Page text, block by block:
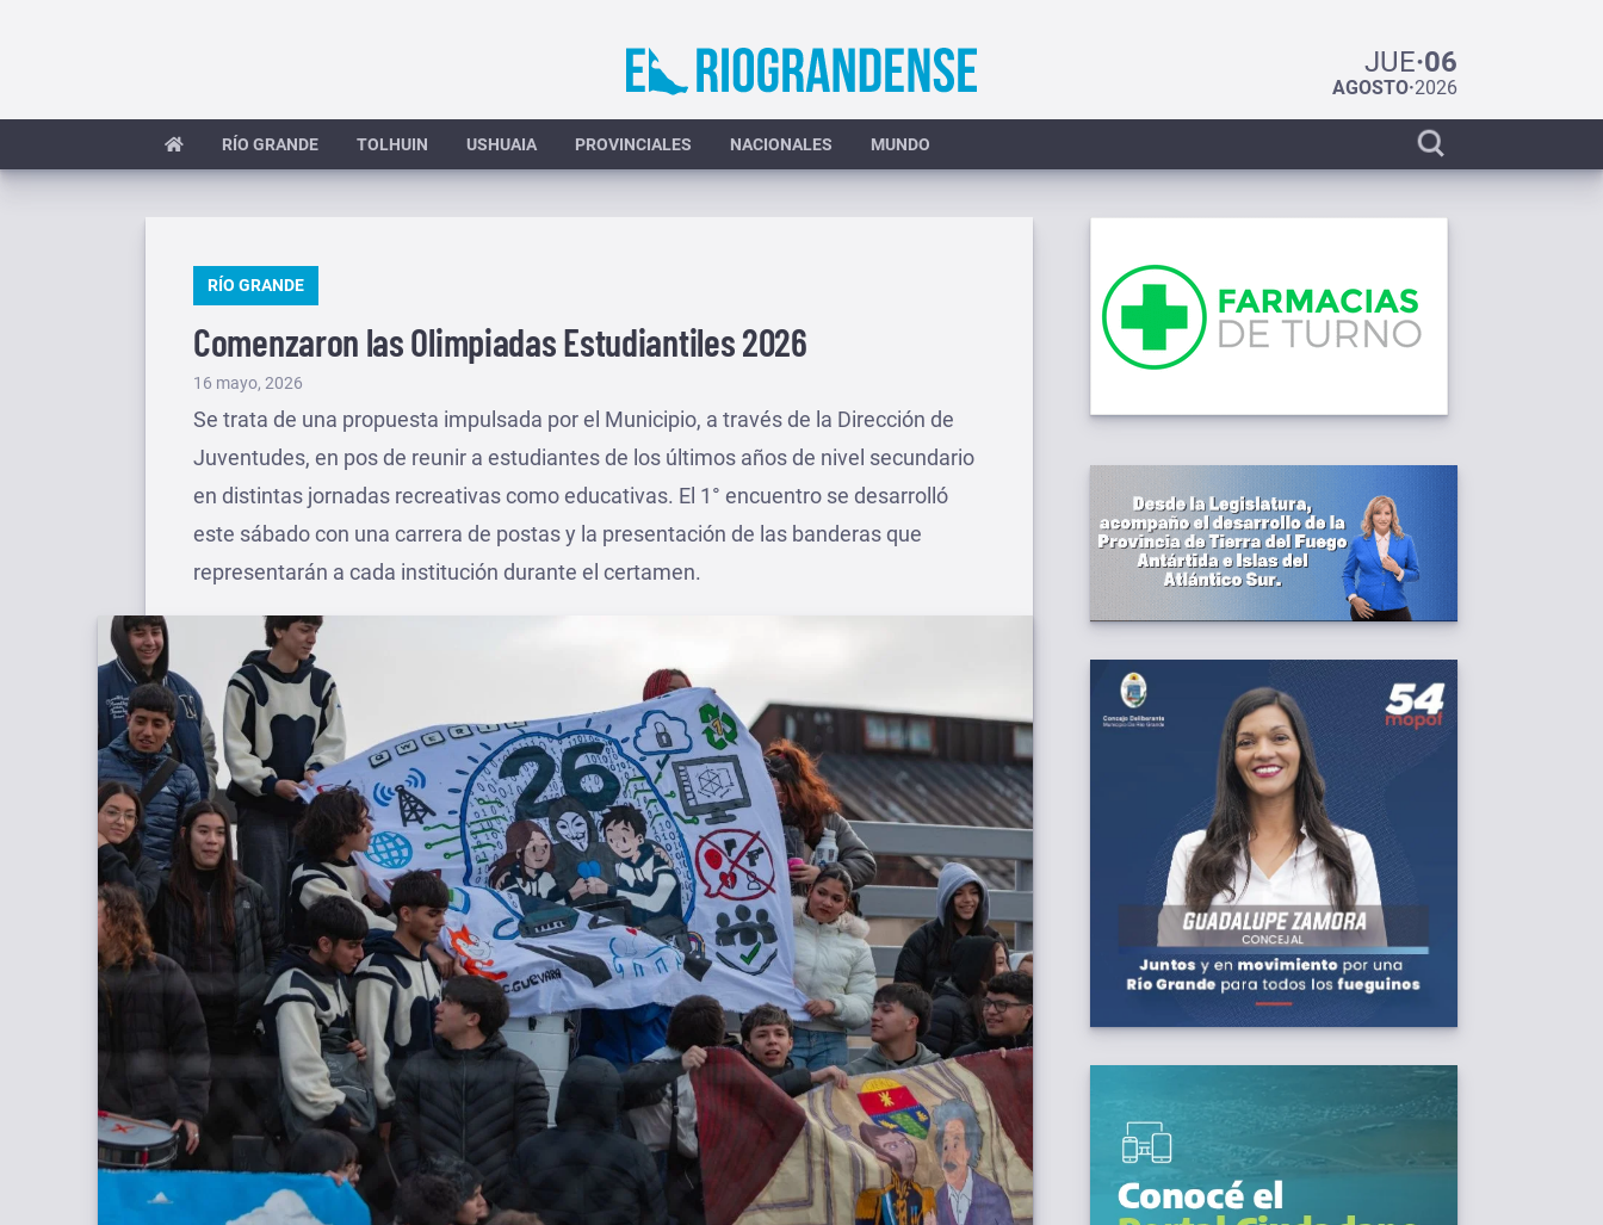
JUE·06
AGOSTO·2026
RÍO GRANDE TOLHUIN USHUAIA PROVINCIALES NACIONALES MUNDO
Display
search
PUBLICADO
RÍO GRANDE
Comenzaron las Olimpiadas Estudiantiles 2026
Publicado
el
16 mayo, 2026
Se trata de una propuesta impulsada por el Municipio, a través de la Dirección de
Juventudes, en pos de reunir a estudiantes de los últimos años de nivel secundario
en distintas jornadas recreativas como educativas. El 1° encuentro se desarrolló
este sábado con una carrera de postas y la presentación de las banderas que
representarán a cada institución durante el certamen.